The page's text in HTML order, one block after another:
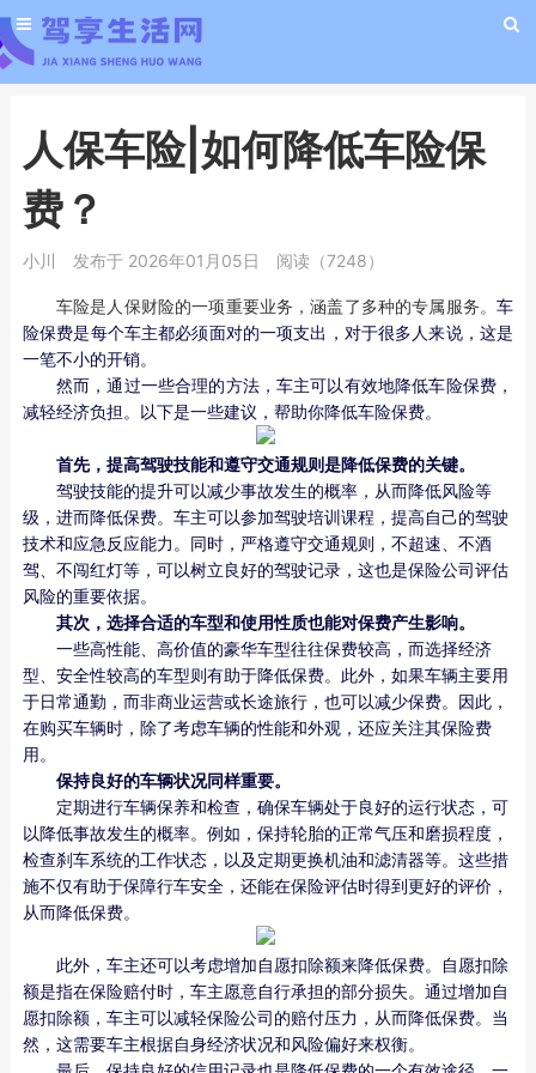
人保车险|如何降低车险保
费？
小川 发布于 2026年01月05日 阅读（7248）
车险是人保财险的一项重要业务，涵盖了多种的专属服务。车
险保费是每个车主都必须面对的一项支出，对于很多人来说，这是
一笔不小的开销。
然而，通过一些合理的方法，车主可以有效地降低车险保费，
减轻经济负担。以下是一些建议，帮助你降低车险保费。
首先，提高驾驶技能和遵守交通规则是降低保费的关键。
驾驶技能的提升可以减少事故发生的概率，从而降低风险等
级，进而降低保费。车主可以参加驾驶培训课程，提高自己的驾驶
技术和应急反应能力。同时，严格遵守交通规则，不超速、不酒
驾、不闯红灯等，可以树立良好的驾驶记录，这也是保险公司评估
风险的重要依据。
其次，选择合适的车型和使用性质也能对保费产生影响。
一些高性能、高价值的豪华车型往往保费较高，而选择经济
型、安全性较高的车型则有助于降低保费。此外，如果车辆主要用
于日常通勤，而非商业运营或长途旅行，也可以减少保费。因此，
在购买车辆时，除了考虑车辆的性能和外观，还应关注其保险费
用。
保持良好的车辆状况同样重要。
定期进行车辆保养和检查，确保车辆处于良好的运行状态，可
以降低事故发生的概率。例如，保持轮胎的正常气压和磨损程度，
检查刹车系统的工作状态，以及定期更换机油和滤清器等。这些措
施不仅有助于保障行车安全，还能在保险评估时得到更好的评价，
从而降低保费。
此外，车主还可以考虑增加自愿扣除额来降低保费。自愿扣除
额是指在保险赔付时，车主愿意自行承担的部分损失。通过增加自
愿扣除额，车主可以减轻保险公司的赔付压力，从而降低保费。当
然，这需要车主根据自身经济状况和风险偏好来权衡。